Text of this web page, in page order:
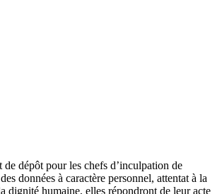
de dépôt pour les chefs d’inculpation de
données à caractère personnel, attentat à la
dignité humaine, elles répondront de leur acte